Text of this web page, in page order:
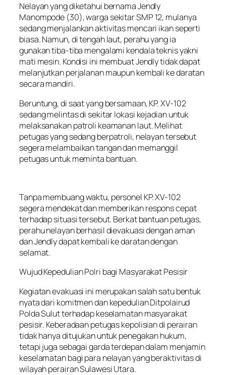
Nelayan yang diketahui bernama Jendly
Manompode (30), warga sekitar SMP 12, mulanya
sedang menjalankan aktivitas mencari ikan seperti
biasa. Namun, di tengah laut, perahu yang ia
gunakan tiba-tiba mengalami kendala teknis yakni
mati mesin. Kondisi ini membuat Jendly tidak dapat
melanjutkan perjalanan maupun kembali ke daratan
secara mandiri.
Beruntung, di saat yang bersamaan, KP. XV-102
sedang melintas di sekitar lokasi kejadian untuk
melaksanakan patroli keamanan laut. Melihat
petugas yang sedang berpatroli, nelayan tersebut
segera melambaikan tangan dan memanggil
petugas untuk meminta bantuan.
Tanpa membuang waktu, personel KP. XV-102
segera mendekat dan memberikan respons cepat
terhadap situasi tersebut. Berkat bantuan petugas,
perahu nelayan berhasil dievakuasi dengan aman
dan Jendly dapat kembali ke daratan dengan
selamat.
Wujud Kepedulian Polri bagi Masyarakat Pesisir
Kegiatan evakuasi ini merupakan salah satu bentuk
nyata dari komitmen dan kepedulian Ditpolairud
Polda Sulut terhadap keselamatan masyarakat
pesisir. Keberadaan petugas kepolisian di perairan
tidak hanya ditujukan untuk penegakan hukum,
tetapi juga sebagai garda terdepan dalam menjamin
keselamatan bagi para nelayan yang beraktivitas di
wilayah perairan Sulawesi Utara.